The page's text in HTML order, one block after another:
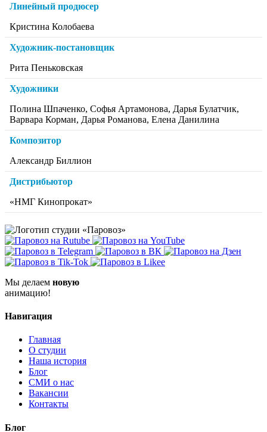
Линейный продюсер
Кристина Колобаева
Художник-постановщик
Рита Пеньковская
Художники
Полина Шпаченко, Софья Артамонова, Дарья Булатчик,
Варвара Корман, Дарья Романова, Елена Данилина
Композитор
Александр Биллион
Дистрибьютор
«НМГ Кинопрокат»
Мы делаем новую
анимацию!
Навигация
Главная
О студии
Наша история
Блог
СМИ о нас
Вакансии
Контакты
Блог